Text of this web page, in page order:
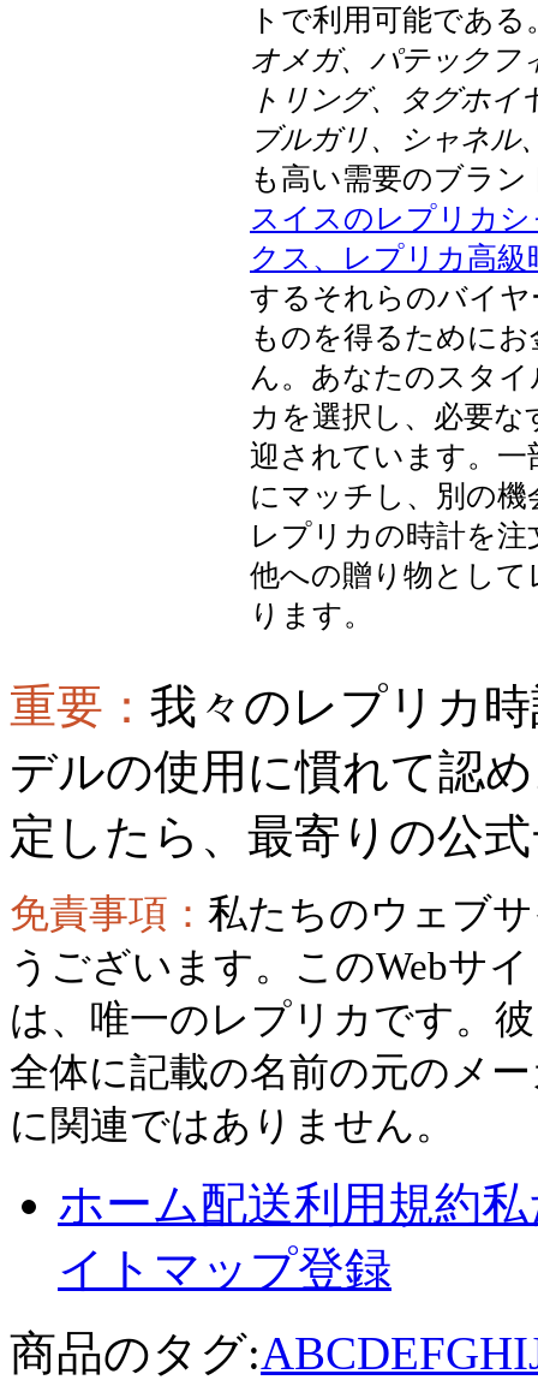
トで利用可能であ
オメガ、パテックフ
トリング、タグホ
ブルガリ、シャネル
も高い需要のブラ
スイスのレプリカ
クス、レプリカ高級
するそれらのバイ
ものを得るために
ん。あなたのスタ
カを選択し、必要
迎されています。
にマッチし、別の
レプリカの時計を
他への贈り物とし
ります。
重要： 我々のレプリカ
デルの使用に慣れて認
定したら、最寄りの公
免責事項： 私たちのウェブ
うございます。このWebサ
は、唯一のレプリカです。
全体に記載の名前の元のメ
に関連ではありません。
ホーム配送利用規約
イトマップ登録
商品のタグ:ABCDEFGHI